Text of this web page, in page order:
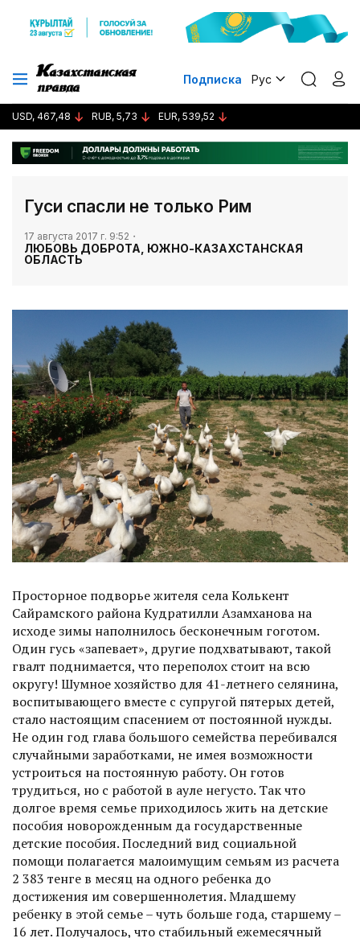
Подписка Рус
USD, 467,48 RUB, 5,73 EUR, 539,52
​Гуси спасли не только Рим
17 августа 2017 г. 9:52
ЛЮБОВЬ ДОБРОТА, ЮЖНО-КАЗАХСТАНСКАЯ
ОБЛАСТЬ
Просторное подворье жителя села Колькент
Сайрамского района Кудратилли Азамханова на
исходе зимы наполнилось бесконечным гоготом.
Один гусь «запевает», другие подхватывают, такой
гвалт поднимается, что переполох стоит на всю
округу! Шумное хозяйство для 41-летнего селянина,
воспитывающего вместе с супругой пятерых детей,
стало настоящим спасением от постоянной нужды.
Не один год глава большого семейства перебивался
случайными заработками, не имея возможности
устроиться на постоянную работу. Он готов
трудиться, но с работой в ауле негусто. Так что
долгое время семье приходилось жить на детские
пособия новорожденным да государственные
детские пособия. Последний вид социальной
помощи полагается малоимущим семьям из расчета
2 383 тенге в месяц на одного ребенка до
достижения им совершеннолетия. Младшему
ребенку в этой семье – чуть больше года, старшему –
16 лет. Получалось, что стабильный ежемесячный